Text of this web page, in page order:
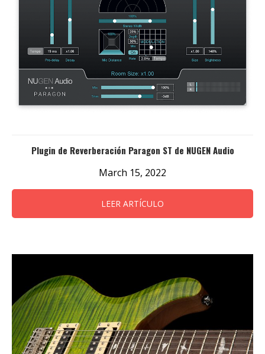
Plugin de Reverberación Paragon ST de NUGEN Audio
March 15, 2022
LEER ARTÍCULO